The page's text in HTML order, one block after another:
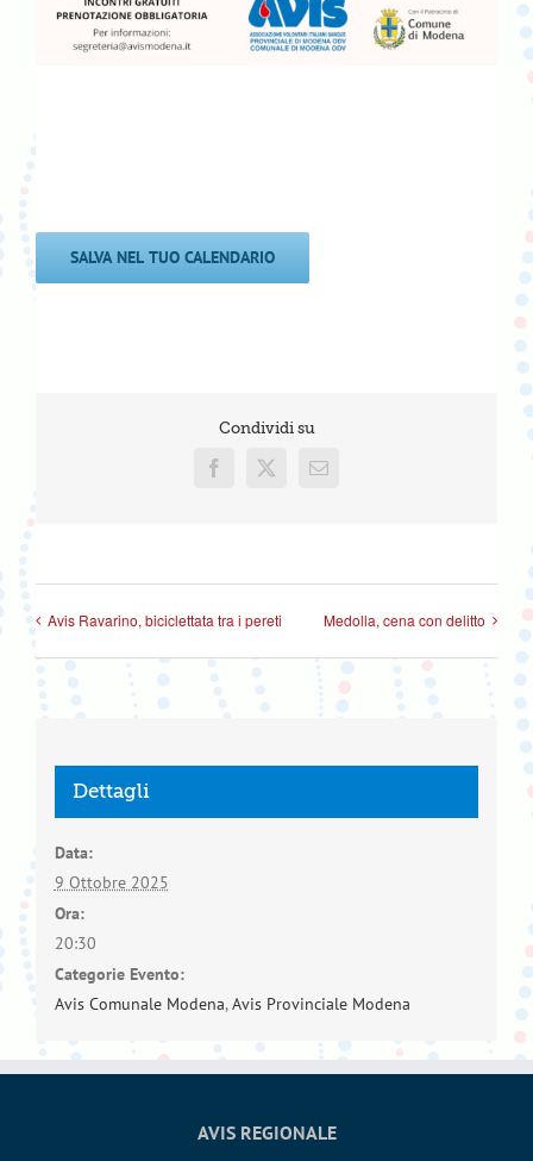
SALVA NEL TUO CALENDARIO
Condividi su
Facebook
X Email
Avis Ravarino, biciclettata tra i pereti Medolla, cena con delitto
Dettagli
Data:
9 Ottobre 2025
Ora:
20:30
Categorie Evento:
Avis Comunale Modena,Avis Provinciale Modena
AVIS REGIONALE